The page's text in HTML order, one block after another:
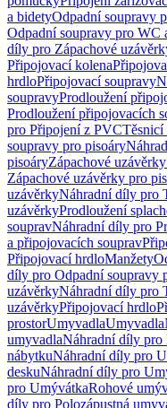
a bidetyOdpadní soupravy
Odpadní soupravy pro WC
díly pro Zápachové
Připojovací kolena
hrdloPřipojovací soupravy
soupravyProdloužení
Prodloužení připojovacích
pro Připojení z PVCTěsnicí
soupravy pro pisoáry
pisoáryZápachové
Zápachové uzávěrky pro
uzávěrkyNáhradní díly pro
uzávěrkyProdloužení
soupravNáhradní díly pro
a připojovacích souprav
Připojovací hrdloManžety
díly pro Odpadní soupravy
uzávěrkyNáhradní díly pro
uzávěrkyPřipojovací hrdlo
prostorUmyvadlaUmyvadla
umyvadlaNáhradní díly pro
nábytkuNáhradní díly pro
deskuNáhradní díly pro
pro UmývátkaRohové
díly pro Polozápustná